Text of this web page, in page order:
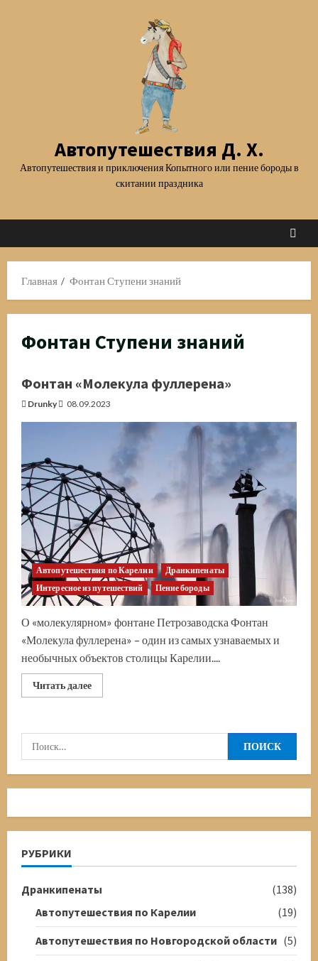
Автопутешествия Д. Х.
Автопутешествия и приключения Копытного или пение бороды в
скитании праздника
Главная Фонтан Ступени знаний
Фонтан Ступени знаний
Фонтан «Молекула фуллерена»
Drunky 08.09.2023
Автопутешествия по Карелии
Дранкипенаты
Интересное из путешествий
Пение бороды
О «молекулярном» фонтане Петрозаводска Фонтан
«Молекула фуллерена» – один из самых узнаваемых и
необычных объектов столицы Карелии....
Читать далееПрочитать
больше
фуллерена»
Найти:
РУБРИКИ
Дранкипенаты
(138)
Автопутешествия по Карелии
(19)
Автопутешествия по Новгородской области (5)